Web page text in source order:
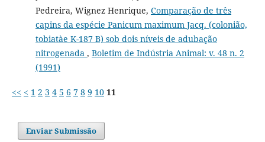
Pedreira, Wignez Henrique, Comparação de três
capins da espécie Panicum maximum Jacq. (colonião,
tobiatàe K-187 B) sob dois níveis de adubação
nitrogenada , Boletim de Indústria Animal: v. 48 n. 2
(1991)
<< < 1 2 3 4 5 6 7 8 9 10 11
Enviar Submissão